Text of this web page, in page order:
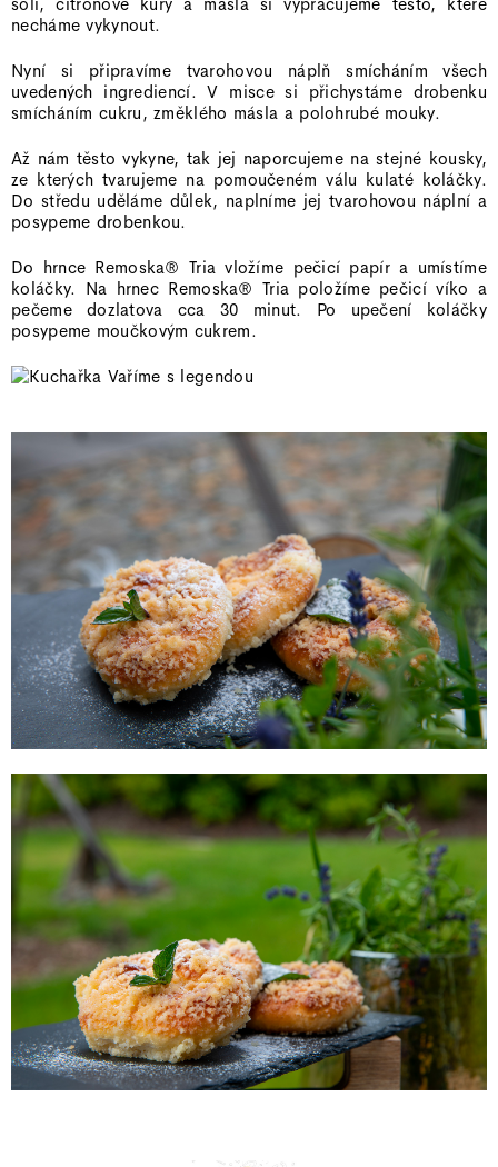
necháme vykynout.
Nyní si připravíme tvarohovou náplň smícháním všech
uvedených ingrediencí. V misce si přichystáme drobenku
smícháním cukru, změklého másla a polohrubé mouky.
Až nám těsto vykyne, tak jej naporcujeme na stejné kousky,
ze kterých tvarujeme na pomoučeném válu kulaté koláčky.
Do středu uděláme důlek, naplníme jej tvarohovou náplní a
posypeme drobenkou.
Do hrnce Remoska® Tria vložíme pečicí papír a umístíme
koláčky. Na hrnec Remoska® Tria položíme pečicí víko a
pečeme dozlatova cca 30 minut. Po upečení koláčky
posypeme moučkovým cukrem.